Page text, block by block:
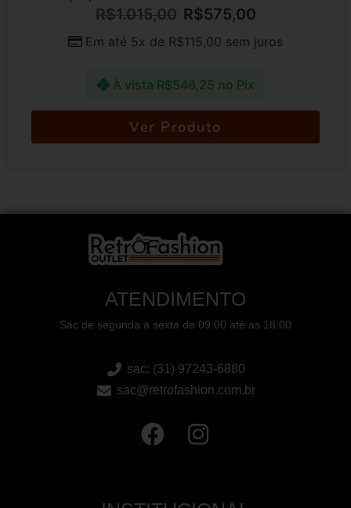
R$1.015,00 R$575,00
Em até 5x de R$115,00 sem juros
À vista R$546,25 no Pix
Ver Produto
ATENDIMENTO
Sac de segunda a sexta de 09:00 até as 18:00
sac: (31) 97243-6880
sac@retrofashion.com.br